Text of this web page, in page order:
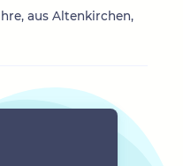
aus Altenkirchen,